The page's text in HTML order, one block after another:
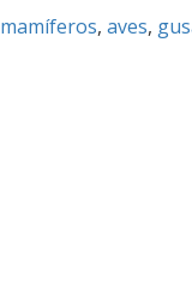
mamíferos, aves,